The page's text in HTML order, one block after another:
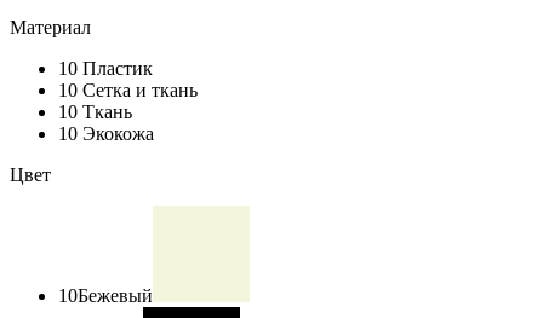
Материал
10 Пластик
10 Сетка и ткань
10 Ткань
10 Экокожа
Цвет
10Бежевый